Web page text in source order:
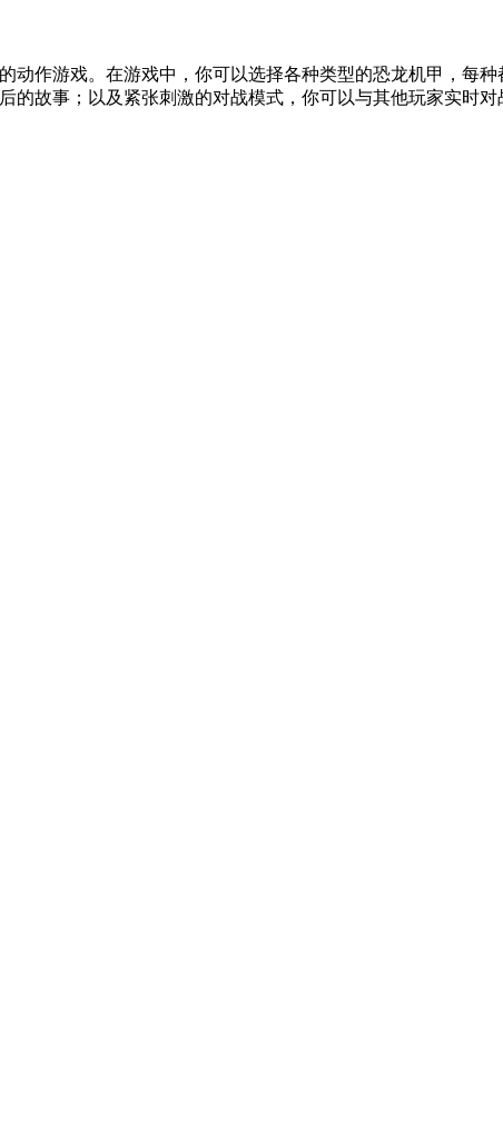
动作游戏。在游戏中，你可以选择各种类型的恐龙机甲，每
的故事；以及紧张刺激的对战模式，你可以与其他玩家实时